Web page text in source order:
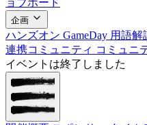
ョブボード
企画
ハンズオン GameDay 用語解
連携コミュニティ コミュニ
イベントは終了しました